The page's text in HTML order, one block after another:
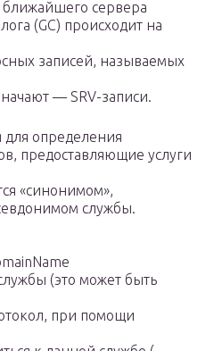
ближайшего сервера
(GC) происходит на
записей, называемых
— SRV-записи.
для определения
предоставляющие услуги
«синонимом»,
службы.
(это может быть
при помощи